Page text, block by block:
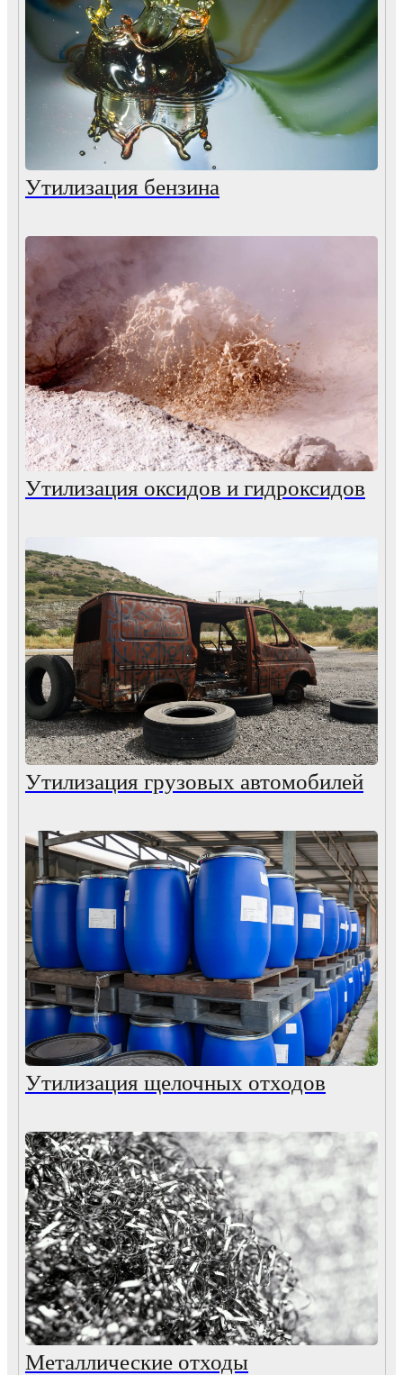
Утилизация бензина
Утилизация оксидов и гидроксидов
Утилизация грузовых автомобилей
Утилизация щелочных отходов
Металлические отходы